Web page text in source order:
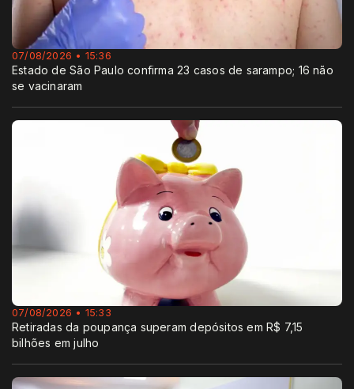
07/08/2026 • 15:36
Estado de São Paulo confirma 23 casos de sarampo; 16 não
se vacinaram
07/08/2026 • 15:33
Retiradas da poupança superam depósitos em R$ 7,15
bilhões em julho